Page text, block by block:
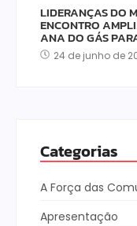
LIDERANÇAS DO
ENCONTRO
ANA DO GÁS
24 de junho de
Categorias
A Força das
Apresentação